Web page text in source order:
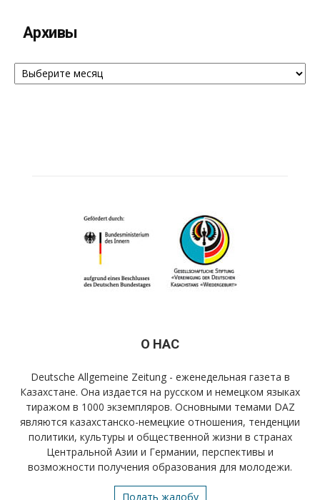
Архивы
Архивы
О НАС
Deutsche Allgemeine Zeitung - еженедельная газета в
Казахстане. Она издается на русском и немецком языках
тиражом в 1000 экземпляров. Основными темами DAZ
являются казахстанско-немецкие отношения, тенденции
политики, культуры и общественной жизни в странах
Центральной Азии и Германии, перспективы и
возможности получения образования для молодежи.
Подать жалобу